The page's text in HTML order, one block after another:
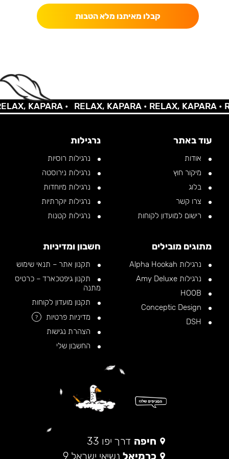
קבלו מאיתנו מלא הטבות
KAPARA • RELAX, KAPARA •RELAX, KAPARA •
עוד באתר
אודות
מיקור חוץ
בלוג
צרו קשר
רישום למועדון לקוחות
נרגילות
נרגילות רוסיות
נרגילות נירוסטה
נרגילות מיוחדות
נרגילות יוקרתיות
נרגילות קטנות
מתוגים מובילים
נרגילות Alpha Hookah
נרגילות Amy Deluxe
חשבון ומדיניות
תקנון אתר – תנאי שימוש
תקנון גיפטכארד – כרטיס
מתנה
תקנון מועדון לקוחות
מדיניות פרטיות
?
הצהרת נגישות
החשבון שלי
חיפה דרך יפו 33
כרמיאל נשיאי ישראל 9